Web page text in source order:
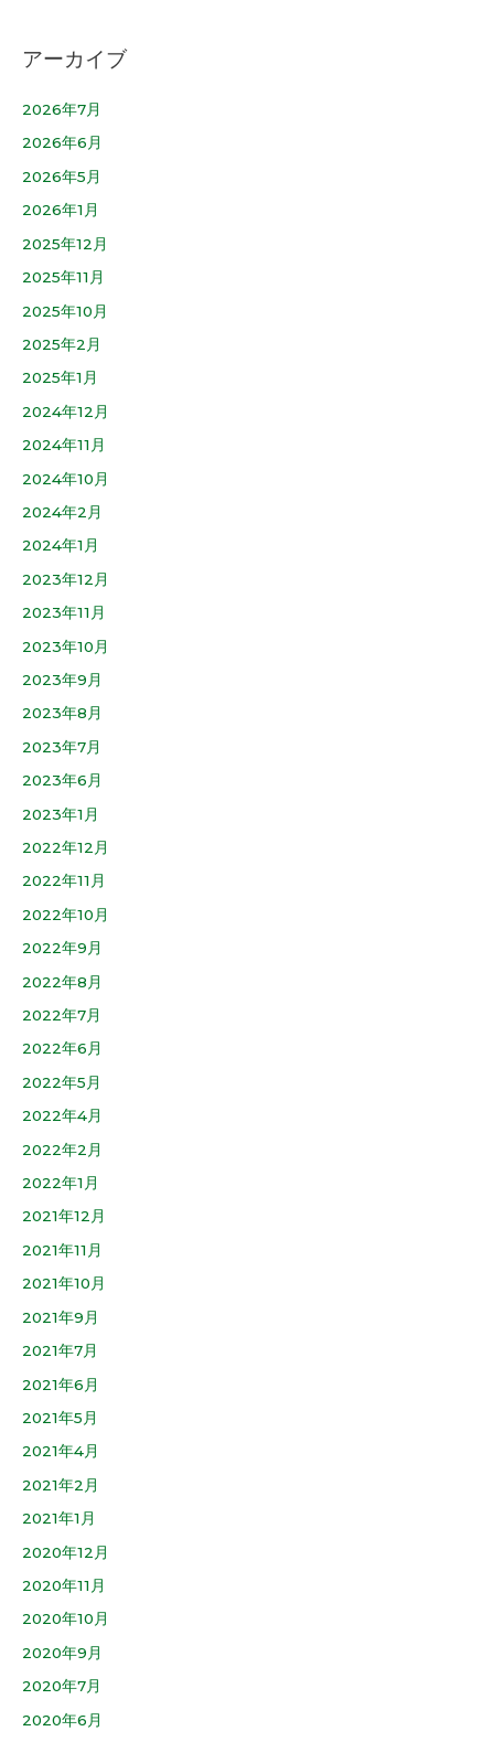
アーカイブ
2026年7月
2026年6月
2026年5月
2026年1月
2025年12月
2025年11月
2025年10月
2025年2月
2025年1月
2024年12月
2024年11月
2024年10月
2024年2月
2024年1月
2023年12月
2023年11月
2023年10月
2023年9月
2023年8月
2023年7月
2023年6月
2023年1月
2022年12月
2022年11月
2022年10月
2022年9月
2022年8月
2022年7月
2022年6月
2022年5月
2022年4月
2022年2月
2022年1月
2021年12月
2021年11月
2021年10月
2021年9月
2021年7月
2021年6月
2021年5月
2021年4月
2021年2月
2021年1月
2020年12月
2020年11月
2020年10月
2020年9月
2020年7月
2020年6月